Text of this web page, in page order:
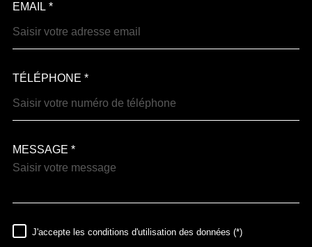
EMAIL *
TÉLÉPHONE *
MESSAGE *
RÈGLEMENTATION
J'accepte les conditions d'utilisation des données (*)